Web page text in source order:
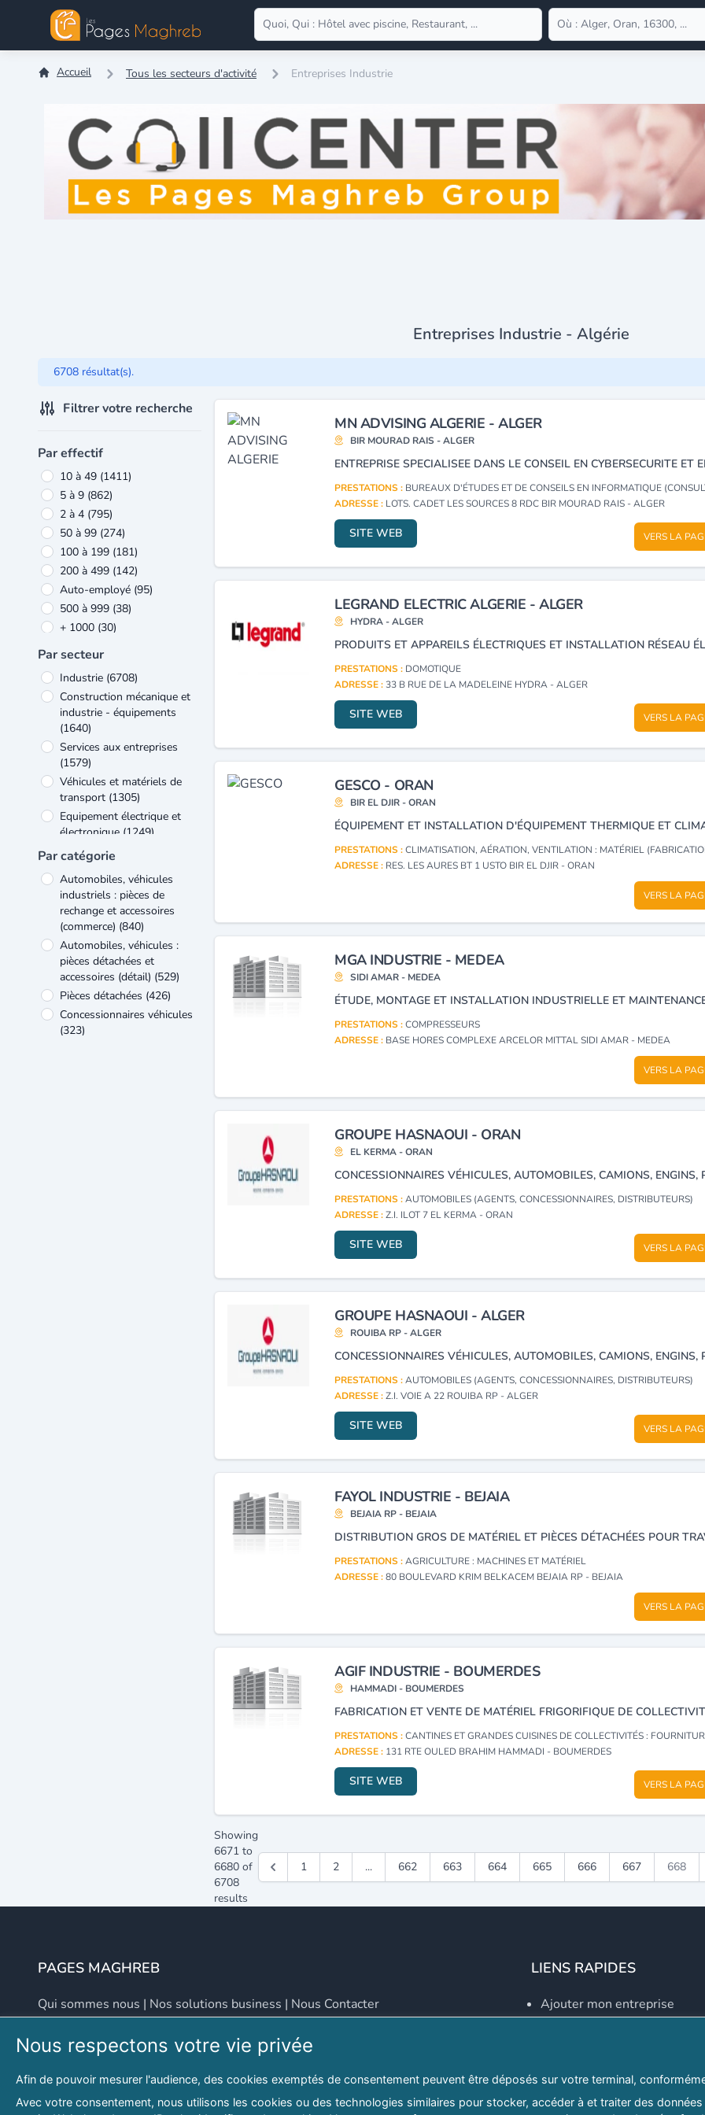
Accueil Tous les secteurs d'activité Entreprises Industrie
Entreprises Industrie - Algérie
6708 résultat(s).
Filtrer votre recherche
Par effectif
10 à 49 (1411)
5 à 9 (862)
2 à 4 (795)
50 à 99 (274)
100 à 199 (181)
200 à 499 (142)
Auto-employé (95)
500 à 999 (38)
+ 1000 (30)
Par secteur
Industrie (6708)
Construction mécanique et
industrie - équipements
(1640)
Services aux entreprises
(1579)
Véhicules et matériels de
transport (1305)
Equipement électrique et
électronique (1249)
Bâtiment et travaux publics
(1130)
Verre et matériaux de
construction(866)
Commerce (745)
Métallurgie et travail des
métaux(489)
Autres(454)
Par catégorie
Automobiles, véhicules
industriels : pièces de
rechange et accessoires
(commerce) (840)
Automobiles, véhicules :
pièces détachées et
accessoires (détail) (529)
Pièces détachées (426)
Concessionnaires véhicules
(323)
MN ADVISING ALGERIE - ALGER
BIR MOURAD RAIS - ALGER
PRESTATIONS : BUREAUX D'ÉTUDES ET DE CONSEILS EN INFORMATIQUE
ADRESSE : LOTS. CADET LES SOURCES 8 RDC BIR MOURAD RAIS - ALGER
SITE WEB VERS LA
LEGRAND ELECTRIC ALGERIE - ALGER
HYDRA - ALGER
PRESTATIONS : DOMOTIQUE
ADRESSE :33 B RUE DE LA MADELEINE HYDRA - ALGER
SITE WEB VERS LA
GESCO - ORAN
BIR EL DJIR - ORAN
PRESTATIONS :CLIMATISATION, AÉRATION, VENTILATION : MATÉRIEL (FABRICATION,
ADRESSE : RES. LES AURES BT 1 USTO BIR EL DJIR - ORAN
VERS LA
MGA INDUSTRIE - MEDEA
SIDI AMAR - MEDEA
PRESTATIONS :COMPRESSEURS
ADRESSE : BASE HORES COMPLEXE ARCELOR MITTAL SIDI AMAR - MEDEA
VERS LA
GROUPE HASNAOUI - ORAN
EL KERMA - ORAN
PRESTATIONS :AUTOMOBILES (AGENTS, CONCESSIONNAIRES, DISTRIBUTEURS)
ADRESSE :Z.I. ILOT 7 EL KERMA - ORAN
SITE WEB VERS LA
GROUPE HASNAOUI - ALGER
ROUIBA RP - ALGER
PRESTATIONS :AUTOMOBILES (AGENTS, CONCESSIONNAIRES, DISTRIBUTEURS)
ADRESSE :Z.I. VOIE A 22 ROUIBA RP - ALGER
SITE WEB VERS LA
FAYOL INDUSTRIE - BEJAIA
BEJAIA RP - BEJAIA
PRESTATIONS :AGRICULTURE : MACHINES ET MATÉRIEL
ADRESSE :80 BOULEVARD KRIM BELKACEM BEJAIA RP - BEJAIA
VERS LA
AGIF INDUSTRIE - BOUMERDES
HAMMADI - BOUMERDES
PRESTATIONS :CANTINES ET GRANDES CUISINES DE COLLECTIVITÉS : FOURNITURES ET
ADRESSE : 131 RTE OULED BRAHIM HAMMADI - BOUMERDES
SITE WEB VERS LA
Showing
6671 to
6680 of
6708
results
1 2 ... 662 663 664 665 666 667 668
PAGES MAGHREB
Qui sommes nous | Nos solutions business | Nous Contacter
Adresse Email
LIENS RAPIDES
Ajouter mon entreprise
Explorer par secteurs
Explorer par willayas
Nous respectons votre vie privée
Afin de pouvoir mesurer l'audience, des cookies exemptés de consentement peuvent être déposés sur votre terminal,
Avec votre consentement, nous utilisons les cookies ou des technologies similaires pour stocker, accéder à et traiter des